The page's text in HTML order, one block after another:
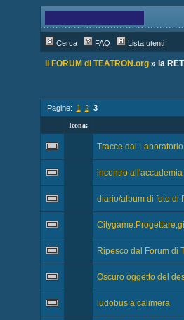
Cerca FAQ Lista utenti
il FORUM di TEATRON.org» la
Pagine: 1 2 3
Icona:
Tracce dal
incontro
diario/album di foto di
Ripesco dal Forum di
Oscuro oggetto del
ludobus a calimera